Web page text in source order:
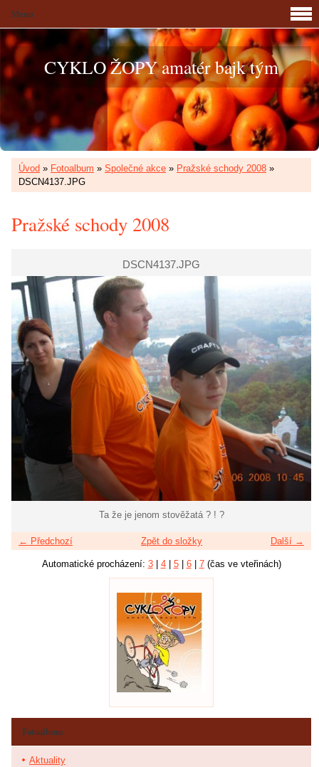
CYKLO ŽOPY amatér bajk tým
Úvod » Fotoalbum » Společné akce » Pražské schody 2008 »
DSCN4137.JPG
Pražské schody 2008
DSCN4137.JPG
Ta že je jenom stověžatá ? ! ?
← Předchozí Další →
Zpět do složky
Automatické procházení: 3| 4| 5| 6| 7(čas ve vteřinách)
Menu
Fotoalbum
Aktuality